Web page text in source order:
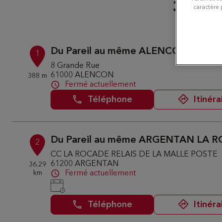
3
1
388 m
Du Pareil au même ALENCON
8 Grande Rue
61000 ALENCON
Fermé actuellement
Téléphone
2
36.29
km
Du Pareil au même ARGENTAN LA
CC LA ROCADE RELAIS DE LA MALLE POSTE
61200 ARGENTAN
Fermé actuellement
Téléphone
caractère